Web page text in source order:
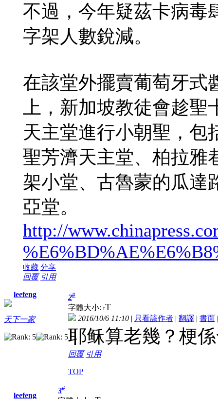
不過，今年疑茲卡病毒
字架人數銳減。
在該堂外擺賣葡萄牙式
上，新加坡教徒會趁
天主堂進行小朝聖，包
聖芳濟天主堂、柏拉雅
架小堂、古魯蒙的瓜達
亞堂。
http://
收藏 分享
回覆 引用
leefeng
天下一家
2#
字體大小: tT
2016/10/6 11:10 | 只看該作者 | 翻譯 | 書面
耶稣算老幾？梗
回覆 引用
TOP
leefeng
3#